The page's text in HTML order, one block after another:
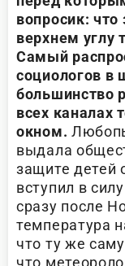
вопросик:
верхнем углу
Самый
социологов
большинство
всех каналах
окном.
выдала
защите детей
вступил в
сразу после
температура
что ту же
что